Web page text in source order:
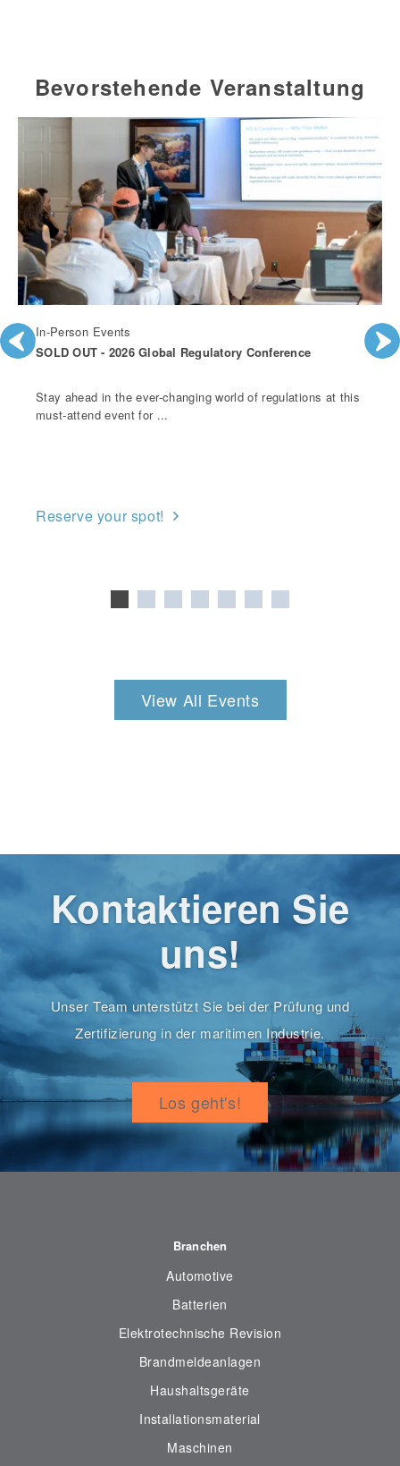
Bevorstehende Veranstaltung
In-Person Events
SOLD OUT - 2026 Global Regulatory Conference
Stay ahead in the ever-changing world of regulations at this
must-attend event for ...
Reserve your spot!
View All Events
Kontaktieren Sie
uns!
Unser Team unterstützt Sie bei der Prüfung und
Zertifizierung in der maritimen Industrie.
Los geht's!
Branchen
Automotive
Batterien
Elektrotechnische Revision
Brandmeldeanlagen
Haushaltsgeräte
Installationsmaterial
Maschinen